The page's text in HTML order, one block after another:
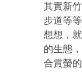
其實新
步道等
想想，
的生態
合賞螢